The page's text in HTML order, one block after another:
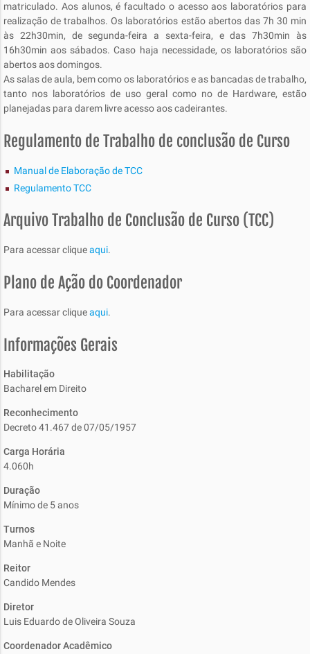
matriculado. Aos alunos, é facultado o acesso aos laboratórios para
realização de trabalhos. Os laboratórios estão abertos das 7h 30 min
às 22h30min, de segunda-feira a sexta-feira, e das 7h30min às
16h30min aos sábados. Caso haja necessidade, os laboratórios são
abertos aos domingos.
As salas de aula, bem como os laboratórios e as bancadas de trabalho,
tanto nos laboratórios de uso geral como no de Hardware, estão
planejadas para darem livre acesso aos cadeirantes.
Regulamento de Trabalho de conclusão de Curso
Manual de Elaboração de TCC
Regulamento TCC
Arquivo Trabalho de Conclusão de Curso (TCC)
Para acessar cliqueaqui.
Plano de Ação do Coordenador
Para acessar cliqueaqui.
Informações Gerais
Habilitação
Bacharel em Direito
Reconhecimento
Decreto 41.467 de 07/05/1957
Carga Horária
4.060h
Duração
Mínimo de 5 anos
Turnos
Manhã e Noite
Reitor
Candido Mendes
Diretor
Luis Eduardo de Oliveira Souza
Coordenador Acadêmico